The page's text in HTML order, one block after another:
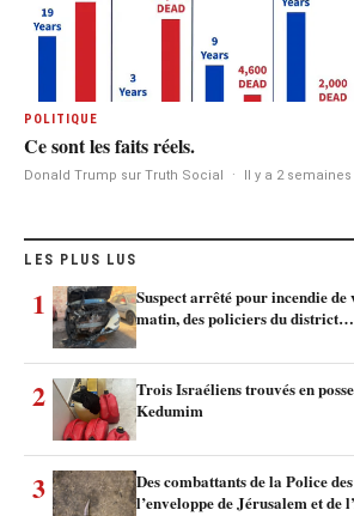
POLITIQUE
Ce sont les faits réels.
Donald Trump sur Truth Social · Il y a 2 semaines
LES PLUS LUS
1
Suspect arrêté pour incendie
matin, des policiers du district…
2
Trois Israéliens trouvés en
Kedumim
3
Des combattants de la Police
l’enveloppe de Jérusalem et